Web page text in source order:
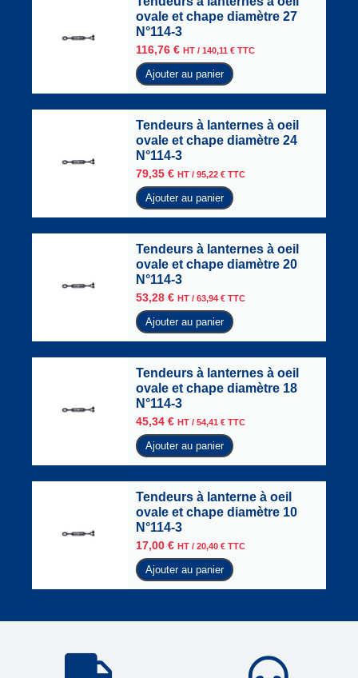
ovale et chape diamètre 27
N°114-3
116,76 € HT / 140,11 € TTC
Ajouter au panier
Tendeurs à lanternes à oeil
ovale et chape diamètre 24
N°114-3
79,35 € HT / 95,22 € TTC
Ajouter au panier
Tendeurs à lanternes à oeil
ovale et chape diamètre 20
N°114-3
53,28 € HT / 63,94 € TTC
Ajouter au panier
Tendeurs à lanternes à oeil
ovale et chape diamètre 18
N°114-3
45,34 € HT / 54,41 € TTC
Ajouter au panier
Tendeurs à lanterne à oeil
ovale et chape diamètre 10
N°114-3
17,00 € HT / 20,40 € TTC
Ajouter au panier